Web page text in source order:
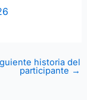
historia del
participante →